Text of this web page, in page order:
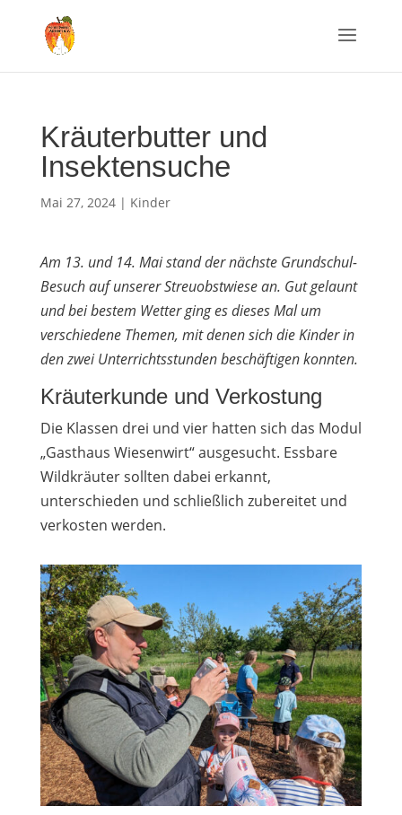
Kräuterbutter und
Insektensuche
Mai 27, 2024| Kinder
Am 13. und 14. Mai stand der nächste Grundschul-
Besuch auf unserer Streuobstwiese an. Gut gelaunt
und bei bestem Wetter ging es dieses Mal um
verschiedene Themen, mit denen sich die Kinder in
den zwei Unterrichtsstunden beschäftigen konnten.
Kräuterkunde und Verkostung
Die Klassen drei und vier hatten sich das Modul
„Gasthaus Wiesenwirt“ ausgesucht. Essbare
Wildkräuter sollten dabei erkannt,
unterschieden und schließlich zubereitet und
verkosten werden.